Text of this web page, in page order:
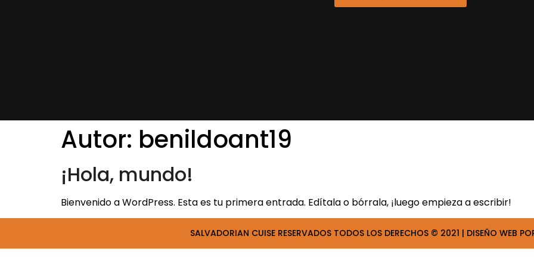
Autor: benildoant19
¡Hola, mundo!
Bienvenido a WordPress. Esta es tu primera entrada. Edítala o bórrala, ¡luego empieza a escribir!
SALVADORIAN CUISE RESERVADOS TODOS LOS DERECHOS © 2021 | DISEÑO WEB